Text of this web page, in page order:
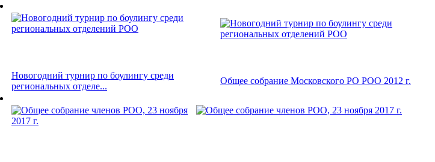
Новогодний турнир по боулингу среди
региональных отделе...
Общее собрание Московского РО РОО 2012 г.